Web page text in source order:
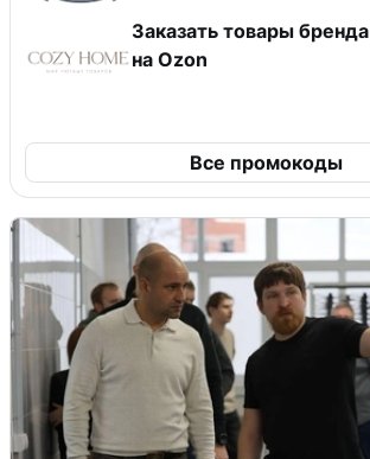
Заказать товары
на Ozon
Все промокоды